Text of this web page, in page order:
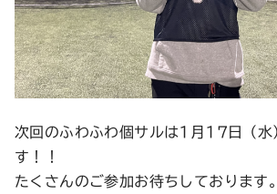
次回のふわふわ個サルは1月17日（
す！！
たくさんのご参加お待ちしております。